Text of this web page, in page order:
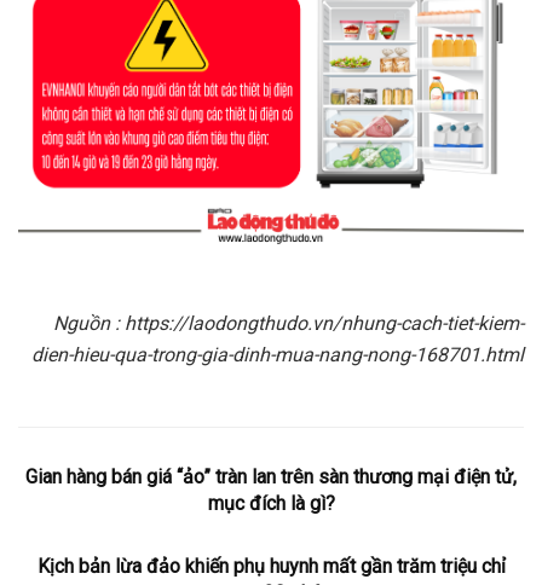
Nguồn : https://laodongthudo.vn/nhung-cach-tiet-kiem-
dien-hieu-qua-trong-gia-dinh-mua-nang-nong-168701.html
Gian hàng bán giá “ảo” tràn lan trên sàn thương mại điện tử,
mục đích là gì?
Kịch bản lừa đảo khiến phụ huynh mất gần trăm triệu chỉ